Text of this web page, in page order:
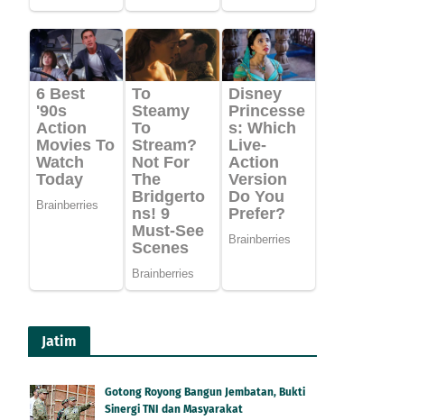
Jatim
Gotong Royong Bangun Jembatan, Bukti
Sinergi TNI dan Masyarakat